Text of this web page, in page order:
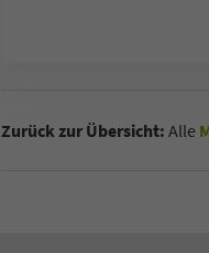
Zurück zur Übersicht: Alle